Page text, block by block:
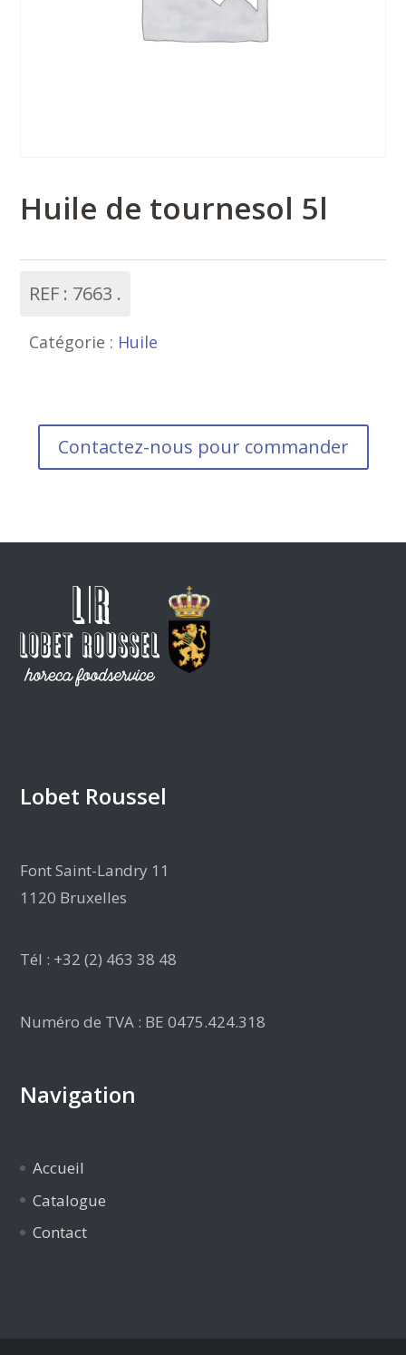
Huile de tournesol 5l
REF : 7663
Catégorie : Huile
Contactez-nous pour commander
Lobet Roussel
Font Saint-Landry 11
1120 Bruxelles
Tél : +32 (2) 463 38 48
Numéro de TVA : BE 0475.424.318
Navigation
Accueil
Catalogue
Contact